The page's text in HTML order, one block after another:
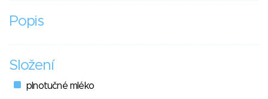
Popis
Složení
plnotučné mléko